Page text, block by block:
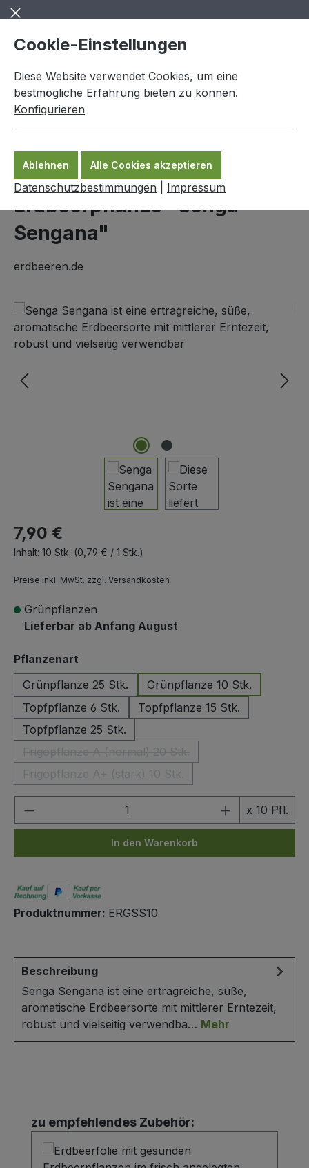
Zum Hauptinhalt springen
0,00 €
Erdbeerpflanzen
Erdbeerpflanze "Senga
Sengana"
erdbeeren.de
Bildergalerie überspringen
7,90 €
Inhalt: 10 Stk. (0,79 € / 1 Stk.)
Preise inkl. MwSt. zzgl. Versandkosten
Grünpflanzen
Lieferbar ab Anfang August
Pflanzenart
Grünpflanze 25 Stk.
Grünpflanze 10 Stk.
Topfpflanze 6 Stk.
Topfpflanze 15 Stk.
Topfpflanze 25 Stk.
Produkt Anzahl: Gib den x 10 Pfl.
In den Warenkorb
Produktnummer: ERGSS10
Beschreibung
Senga Sengana ist eine ertragreiche, süße,
aromatische Erdbeersorte mit mittlerer Erntezeit,
robust und vielseitig verwendba… Mehr
Produktgalerie überspringen
zu empfehlendes Zubehör:
Cookie-Einstellungen
Diese Website verwendet Cookies, um eine
bestmögliche Erfahrung bieten zu können.
Konfigurieren
Ablehnen Alle Cookies akzeptieren
Datenschutzbestimmungen Impressum